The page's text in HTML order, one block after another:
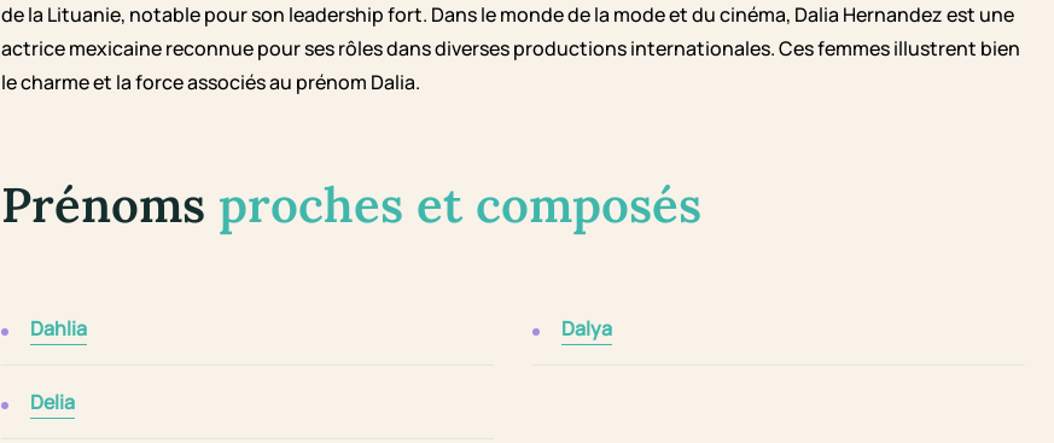
de la Lituanie, notable pour son leadership fort. Dans le monde de la mode et du cinéma, Dalia Hernandez est une
actrice mexicaine reconnue pour ses rôles dans diverses productions internationales. Ces femmes illustrent bien
le charme et la force associés au prénom Dalia.
Prénoms proches et composés
Dahlia Dalya
Delia